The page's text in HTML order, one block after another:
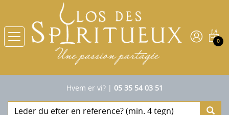
0
Hvem er vi?| 05 35 54 03 51